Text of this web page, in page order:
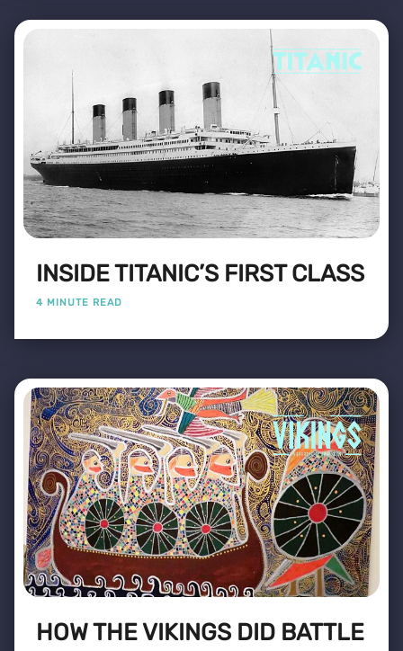
INSIDE TITANIC’S FIRST CLASS
4 MINUTE READ
HOW THE VIKINGS DID BATTLE